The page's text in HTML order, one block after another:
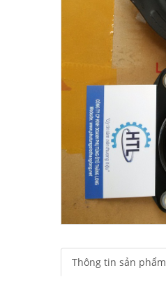
Thông tin sản phẩm